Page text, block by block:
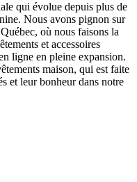
qui évolue depuis plus de
Nous avons pignon sur
où nous faisons la
et accessoires
ligne en pleine expansion.
maison, qui est faite
et leur bonheur dans notre